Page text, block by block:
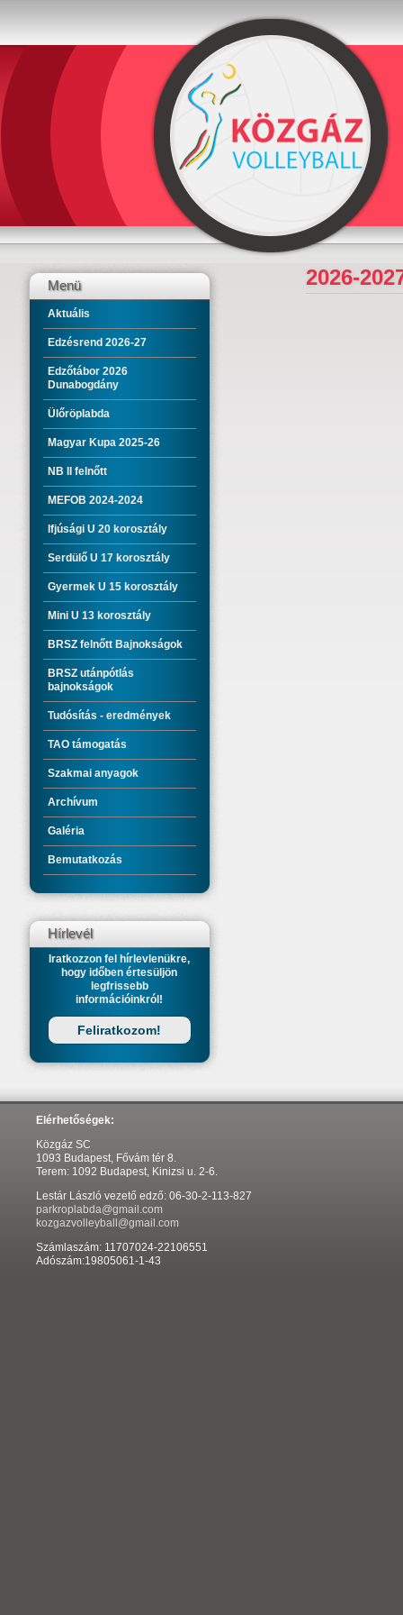
Menü
Aktuális
Edzésrend 2026-27
Edzőtábor 2026
Dunabogdány
Ülőröplabda
Magyar Kupa 2025-26
NB II felnőtt
MEFOB 2024-2024
Ifjúsági U 20 korosztály
Serdülő U 17 korosztály
Gyermek U 15 korosztály
Mini U 13 korosztály
BRSZ felnőtt Bajnokságok
BRSZ utánpótlás
bajnokságok
Tudósítás - eredmények
TAO támogatás
Szakmai anyagok
Archívum
Galéria
Bemutatkozás
Hírlevél
Iratkozzon fel hírlevlenükre,
hogy időben értesüljön
legfrissebb
információinkról!
Feliratkozom!
2026-
Elérhetőségek:
Közgáz SC
1093 Budapest, Fővám tér 8.
Terem: 1092 Budapest, Kinizsi u. 2-6.
Lestár László vezető edző: 06-30-2-113-827
parkroplabda@gmail.com
kozgazvolleyball@gmail.com
Számlaszám: 11707024-22106551
Adószám:19805061-1-43